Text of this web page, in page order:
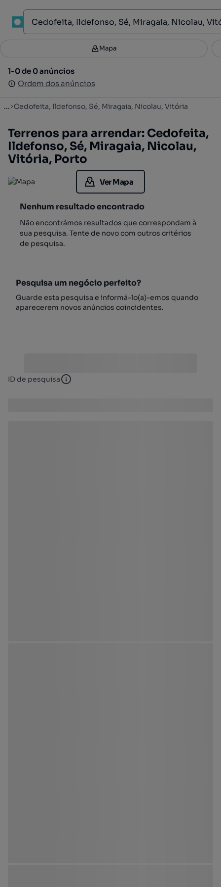
Filtros 3
1-0 de 0 anúncios
Ordem dos anúncios
Mapa
1-0 de 0 anúncios
Ordem dos anúncios
... Cedofeita, Ildefonso, Sé, Miragaia, Nicolau, Vitória
Terrenos para arrendar: Cedofeita,
Ildefonso, Sé, Miragaia, Nicolau,
Vitória, Porto
Ver Mapa
Nenhum resultado encontrado
Não encontrámos resultados que correspondam à
sua pesquisa. Tente de novo com outros critérios
de pesquisa.
Pesquisa um negócio perfeito?
Guarde esta pesquisa e informá-lo(a)-emos quando
aparecerem novos anúncios coincidentes.
ID de pesquisa ID de pesquisa